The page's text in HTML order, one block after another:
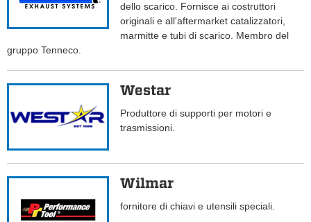
dello scarico. Fornisce ai costruttori
originali e all'aftermarket catalizzatori,
marmitte e tubi di scarico. Membro del
gruppo Tenneco.
Westar
Produttore di supporti per motori e
trasmissioni.
Wilmar
fornitore di chiavi e utensili speciali.